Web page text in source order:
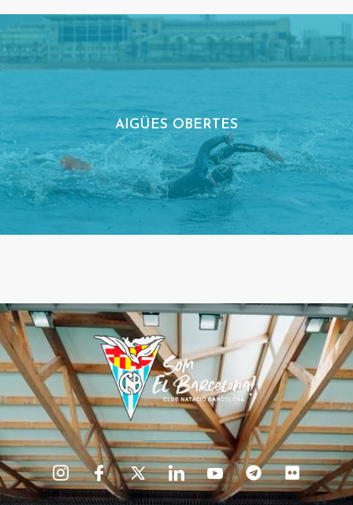
AIGÜES OBERTES